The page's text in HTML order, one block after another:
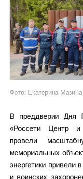
Фото: Екатерина Мазина
В преддверии Дня
«Россети Центр
провели
мемориальных
энергетики привели
и воинских